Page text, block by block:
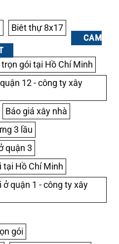
Biêt thự 8x17
gói tại Hồ Chí Minh
12 - công ty xây
Báo giá xây nhà
3 lầu
quận 3
tại Hồ Chí Minh
quận 1 - công ty xây
gói
CAM